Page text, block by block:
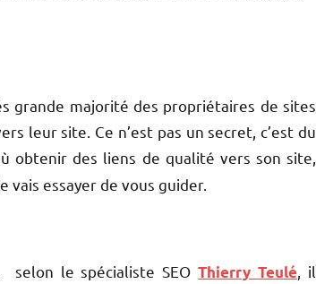
grande majorité des propriétaires de sites
leur site. Ce n’est pas un secret, c’est du
obtenir des liens de qualité vers son site,
vais essayer de vous guider.
selon le spécialiste SEOThierry Teulé, il